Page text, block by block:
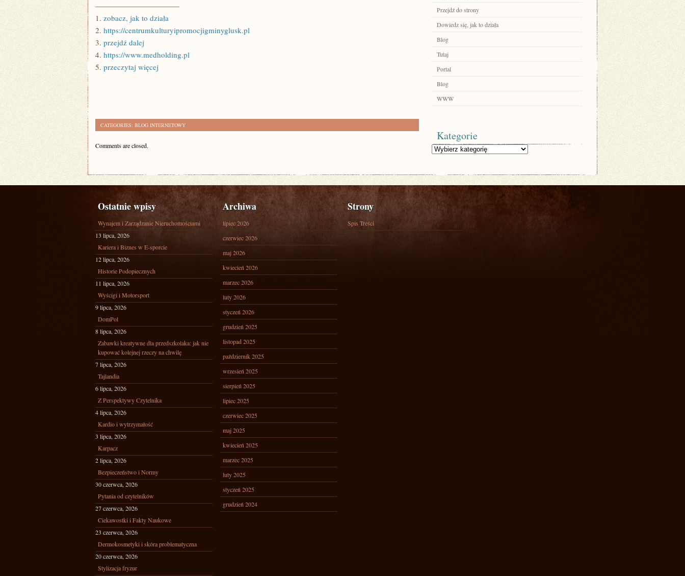
———————————
1. zobacz, jak to działa
2. https://centrumkulturyipromocjigminyglusk.pl
3. przejdź dalej
4. https://www.medholding.pl
5. przeczytaj więcej
CATEGORIES: BLOG INTERNETOWY
Comments are closed.
Przejdź do strony
Dowiedz się, jak to działa
Blog
Tutaj
Portal
Blog
WWW
Kategorie
Kategorie
Ostatnie wpisy
Wynajem i Zarządzanie Nieruchomościami
13 lipca, 2026
Kariera i Biznes w E-sporcie
12 lipca, 2026
Historie Podopiecznych
11 lipca, 2026
Wyścigi i Motorsport
9 lipca, 2026
DomPol
8 lipca, 2026
Zabawki kreatywne dla przedszkolaka: jak nie
kupować kolejnej rzeczy na chwilę
7 lipca, 2026
Tajlandia
6 lipca, 2026
Z Perspektywy Czytelnika
4 lipca, 2026
Kardio i wytrzymałość
3 lipca, 2026
Karpacz
2 lipca, 2026
Bezpieczeństwo i Normy
30 czerwca, 2026
Pytania od czytelników
27 czerwca, 2026
Ciekawostki i Fakty Naukowe
23 czerwca, 2026
Dermokosmetyki i skóra problematyczna
20 czerwca, 2026
Stylizacja fryzur
Archiwa
lipiec 2026
czerwiec 2026
maj 2026
kwiecień 2026
marzec 2026
luty 2026
styczeń 2026
grudzień 2025
listopad 2025
październik 2025
wrzesień 2025
sierpień 2025
lipiec 2025
czerwiec 2025
maj 2025
kwiecień 2025
marzec 2025
luty 2025
styczeń 2025
grudzień 2024
Strony
Spis Treści